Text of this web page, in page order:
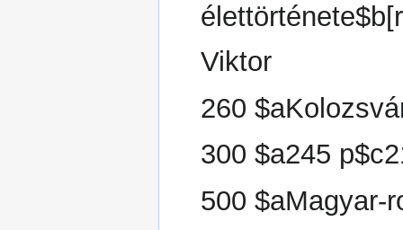
Viktor
260
300 $a245
500 $aMagyar-